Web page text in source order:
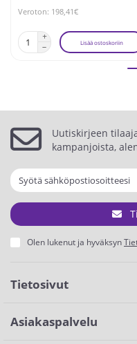
Veroton: 198,41€
Lisää ostoskoriin
Uutiskirjeen
kampanjoista,
Olen lukenut ja hyväksyn
Tietosivut
Asiakaspalvelu